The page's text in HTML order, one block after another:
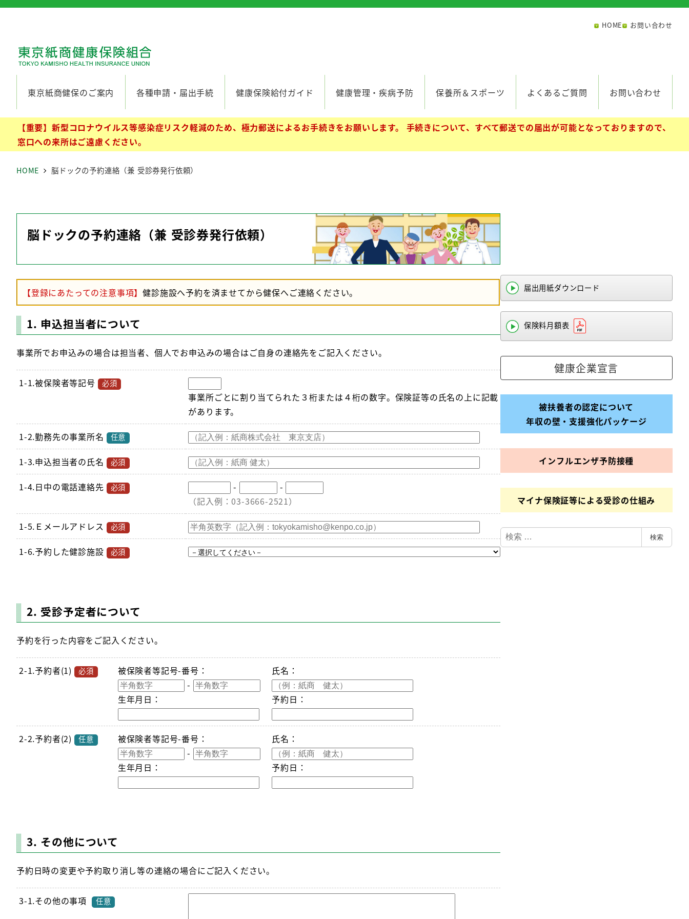
HOME お問い合わせ
東京紙商健保のご案内 各種申請・届出手続 健康保険給付ガイド 健康管理・疾病予防 保養所＆スポーツ よくあるご質問 お問い合わせ
【重要】新型コロナウイルス等感染症リスク軽減のため、極力郵送によるお手続きをお願いします。 手続きについて、すべて郵送での届出が可能となっておりますので、
窓口への来所はご遠慮ください。
HOME 脳ドックの予約連絡（兼 受診券発行依頼）
脳ドックの予約連絡（兼 受診券発行依頼）
【登録にあたっての注意事項】健診施設へ予約を済ませてから健保へご連絡ください。
1. 申込担当者について
事業所でお申込みの場合は担当者、個人でお申込みの場合はご自身の連絡先をご記入ください。
1-1.被保険者等記号 必須
事業所ごとに割り当てられた３桁または４桁の数字。保険証等の氏名の上に記載
があります。
1-2.勤務先の事業所名 任意
1-3.申込担当者の氏名 必須
1-4.日中の電話連絡先 必須 -
-
（記入例：03-3666-2521）
1-5.Ｅメールアドレス 必須
1-6.予約した健診施設 必須
2. 受診予定者について
予約を行った内容をご記入ください。
2-1.予約者(1) 必須 被保険者等記号-番号 ：
-
氏名：
生年月日： 予約日：
2-2.予約者(2) 任意 被保険者等記号-番号 ：
-
氏名：
生年月日： 予約日：
3. その他について
予約日時の変更や予約取り消し等の連絡の場合にご記入ください。
3-1.その他の事項 任意
届出用紙ダウンロード
保険料月額表
健康企業宣言
被扶養者の認定について
年収の壁・支援強化パッケージ
インフルエンザ予防接種
マイナ保険証等による受診の仕組み
検
索
検索